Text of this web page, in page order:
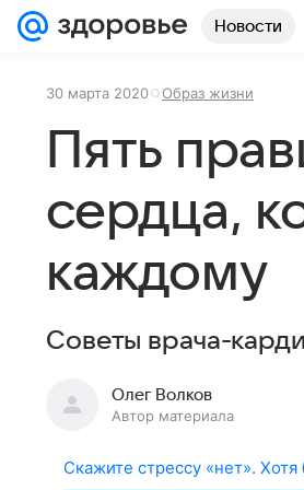
Новости
30 марта 2020 Образ жизни
Пять
сердца,
каждому
Советы врача-
Олег Волков
Автор материала
Скажите стрессу «нет».